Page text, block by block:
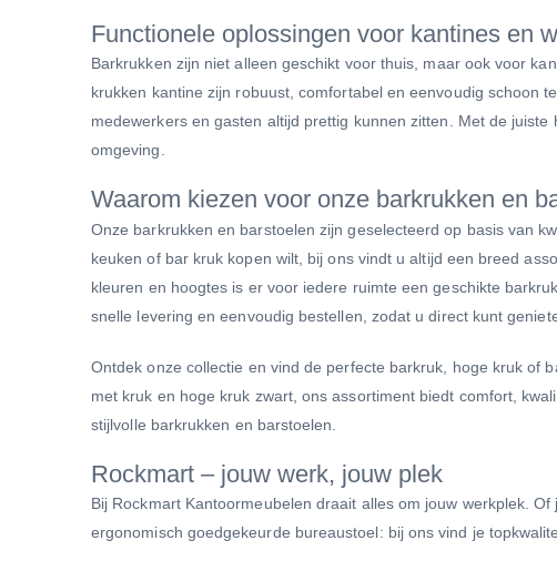
Functionele oplossingen voor kantines en
Barkrukken zijn niet alleen geschikt voor thuis, maar ook voor
krukken kantine zijn robuust, comfortabel en eenvoudig schoon
medewerkers en gasten altijd prettig kunnen zitten. Met de
omgeving.
Waarom kiezen voor onze barkrukken en
Onze barkrukken en barstoelen zijn geselecteerd op basis van
keuken of bar kruk kopen wilt, bij ons vindt u altijd een breed
kleuren en hoogtes is er voor iedere ruimte een geschikte
snelle levering en eenvoudig bestellen, zodat u direct kunt
Ontdek onze collectie en vind de perfecte barkruk, hoge kruk of
met kruk en hoge kruk zwart, ons assortiment biedt comfort,
stijlvolle barkrukken en barstoelen.
Rockmart – jouw werk, jouw plek
Bij Rockmart Kantoormeubelen draait alles om jouw werkplek.
ergonomisch goedgekeurde bureaustoel: bij ons vind je